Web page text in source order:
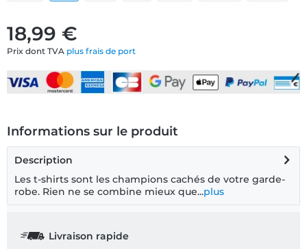
18,99 €
Prix dont TVA plus frais de port
Informations sur le produit
Description
Les t-shirts sont les champions cachés de votre garde-
robe. Rien ne se combine mieux que...plus
Livraison rapide